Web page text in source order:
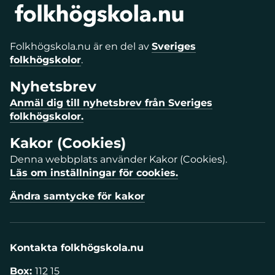
Folkhögskola.nu är en del av Sveriges
folkhögskolor.
Nyhetsbrev
Anmäl dig till nyhetsbrev från Sveriges
folkhögskolor.
Kakor (Cookies)
Denna webbplats använder Kakor (Cookies).
Läs om inställningar för cookies.
Ändra samtycke för kakor
Kontakta folkhögskola.nu
Box: 112 15